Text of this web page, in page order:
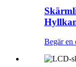
Begär en